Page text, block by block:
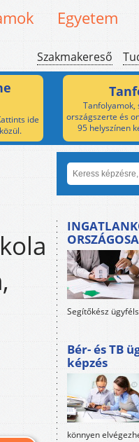
Egyetem
Szakmakereső
ide
Tanfolyamok,
országszerte és
95 helyszínen
Segítőkész
Bér- és TB
képzés
könnyen